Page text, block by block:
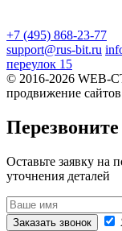
+7 (495) 868-23-77
support@rus-bit.ru
переулок 15
© 2016-2026 WEB-
продвижение сайтов
Оставьте заявку на
уточнения деталей
Заказать звонок